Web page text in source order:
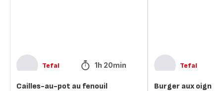
Tefal 1h 20min
Cailles-au-pot au fenouil
Tefal
Burger aux